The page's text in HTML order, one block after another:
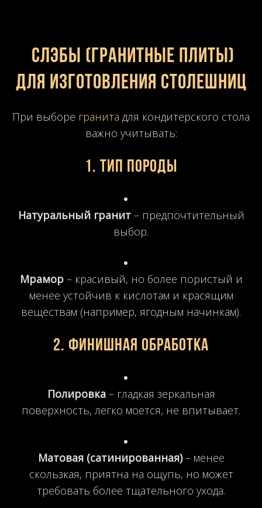
Слэбы (гранитные плиты)
для изготовления столешниц
При выборе гранита для кондитерского стола
важно учитывать:
1. Тип породы
Натуральный гранит– предпочтительный
выбор.
Мрамор– красивый, но более пористый и
менее устойчив к кислотам и красящим
веществам (например, ягодным начинкам).
2. Финишная обработка
Полировка– гладкая зеркальная
поверхность, легко моется, не впитывает.
Матовая (сатинированная)– менее
скользкая, приятна на ощупь, но может
требовать более тщательного ухода.